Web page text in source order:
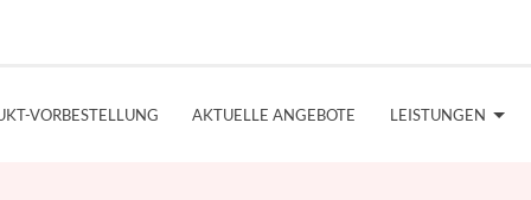
VORBESTELLUNG AKTUELLE ANGEBOTE LEISTUNGEN